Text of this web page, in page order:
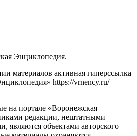
Энциклопедия.
материалов активная гиперссылка
https://vrnency.ru/
на портале «Воронежская
редакции, нештатными
являются объектами авторского